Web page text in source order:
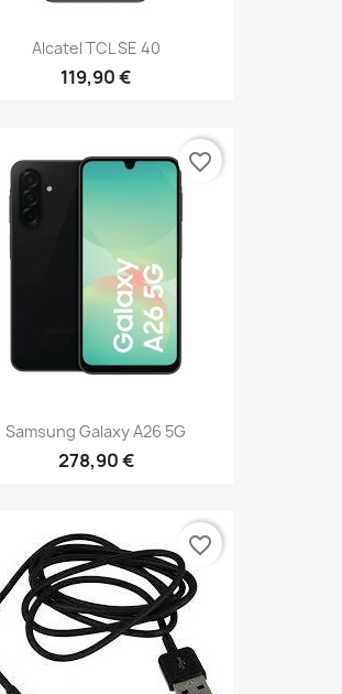
Alcatel TCL SE 40
119,90 €
Samsung Galaxy A26 5G
278,90 €
favorite_border
favorite_border